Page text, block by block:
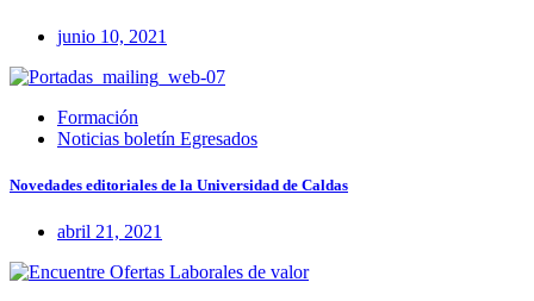
junio 10, 2021
Formación
Noticias boletín Egresados
Novedades editoriales de la Universidad de Caldas
abril 21, 2021